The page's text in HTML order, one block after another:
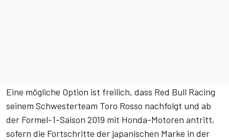
Eine mögliche Option ist freilich, dass Red Bull Racing
seinem Schwesterteam Toro Rosso nachfolgt und ab
der Formel-1-Saison 2019 mit Honda-Motoren antritt,
sofern die Fortschritte der japanischen Marke in der